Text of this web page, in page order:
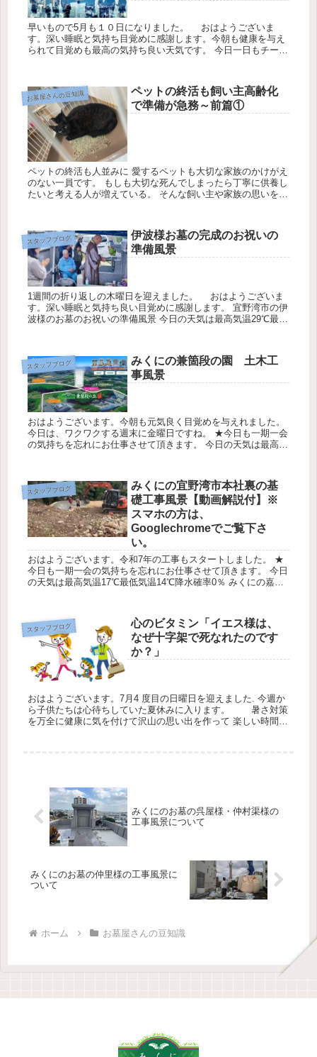
早いもので5月も１０日になりました。 おはようございま
す。深い睡眠と気持ち目覚めに感謝します。今朝も健康を与え
られて目覚めも最高の気持ち良い天気です。 今日一日もチー
お墓屋さんの豆知識
ペットの終活も飼い主高齢化
で準備が急務～前篇①
ペットの終活も人並みに 愛するペットも大切な家族のかけがえ
のない一員です。 もしも大切な死んでしまったら丁寧に供養し
たいと考える人が増えている。 そんな飼い主や家族の思いを反
スタッフブログ
伊波様お墓の完成のお祝いの
準備風景
1週間の折り返しの木曜日を迎えました。 おはようございま
す。深い睡眠と気持ち良い目覚めに感謝します。 宜野湾市の伊
波様のお墓のお祝いの準備風景 今日の天気は最高気温29℃最低
スタッフブログ
みくにの兼箇段の園 土木工
事風景
おはようございます。今朝も元気良く目覚めを与えれました。
今日は、ワクワクする週末に金曜日ですね。 ★今日も一期一会
の気持ちを忘れにお仕事させて頂きます。 今日の天気は最高気
スタッフブログ
みくにの宜野湾市本社裏の基
礎工事風景【動画解説付】※
スマホの方は、
Googlechromeでご覧下さ
い。
おはようございます。令和7年の工事もスタートしました。 ★
今日も一期一会の気持ちを忘れにお仕事させて頂きます。 今日
の天気は最高気温17℃最低気温14℃降水確率0％ みくにの嘉数
スタッフブログ
心のビタミン「イエス様は、
なぜ十字架で死なれたのです
か？」
おはようございます。7月4 度目の日曜日を迎えました. 今週か
ら子供たちは心待ちしていた夏休みに入ります。 暑さ対策
を万全に健康に気を付けて沢山の思い出を作って 楽しい時間を
みくにのお墓の呉屋様・仲村渠様の
工事風景について
みくにのお墓の仲里様の工事風景に
ついて
ホーム お墓屋さんの豆知識